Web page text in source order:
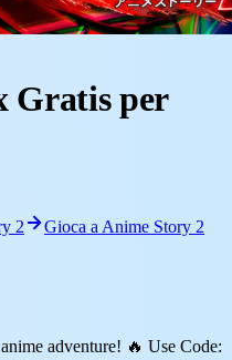
Gratis per
2
Gioca a Anime Story 2
adventure! 🔥 Use Code: